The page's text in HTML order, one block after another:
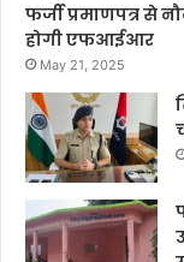
फर्जी प्रमाणपत्र से
होगी एफआईआर
May 21, 2025